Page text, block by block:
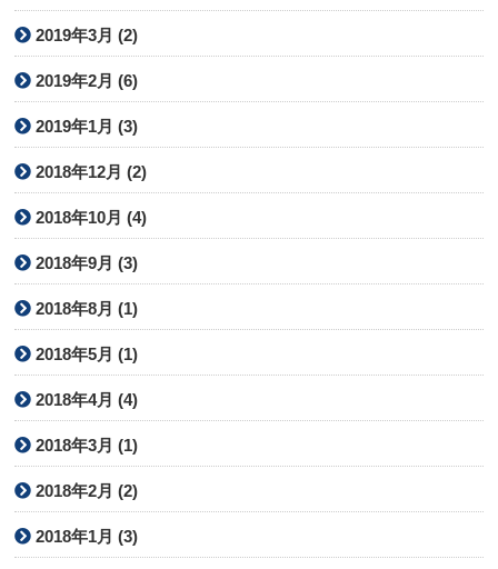
2019年3月 (2)
2019年2月 (6)
2019年1月 (3)
2018年12月 (2)
2018年10月 (4)
2018年9月 (3)
2018年8月 (1)
2018年5月 (1)
2018年4月 (4)
2018年3月 (1)
2018年2月 (2)
2018年1月 (3)